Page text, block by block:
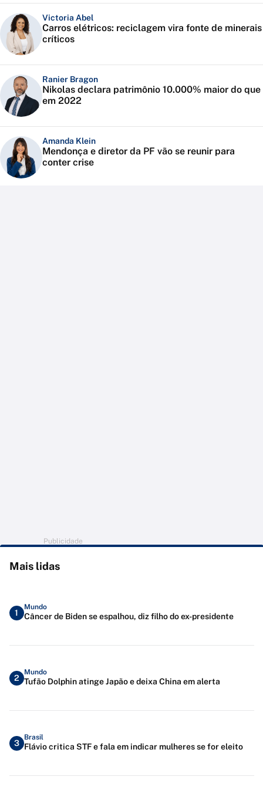
Victoria Abel
Carros elétricos: reciclagem vira fonte de minerais
críticos
Ranier Bragon
Nikolas declara patrimônio 10.000% maior do que
em 2022
Amanda Klein
Mendonça e diretor da PF vão se reunir para
conter crise
Publicidade
Mais lidas
1
Mundo
Câncer de Biden se espalhou, diz filho do ex-presidente
2
Mundo
Tufão Dolphin atinge Japão e deixa China em alerta
3
Brasil
Flávio critica STF e fala em indicar mulheres se for eleito